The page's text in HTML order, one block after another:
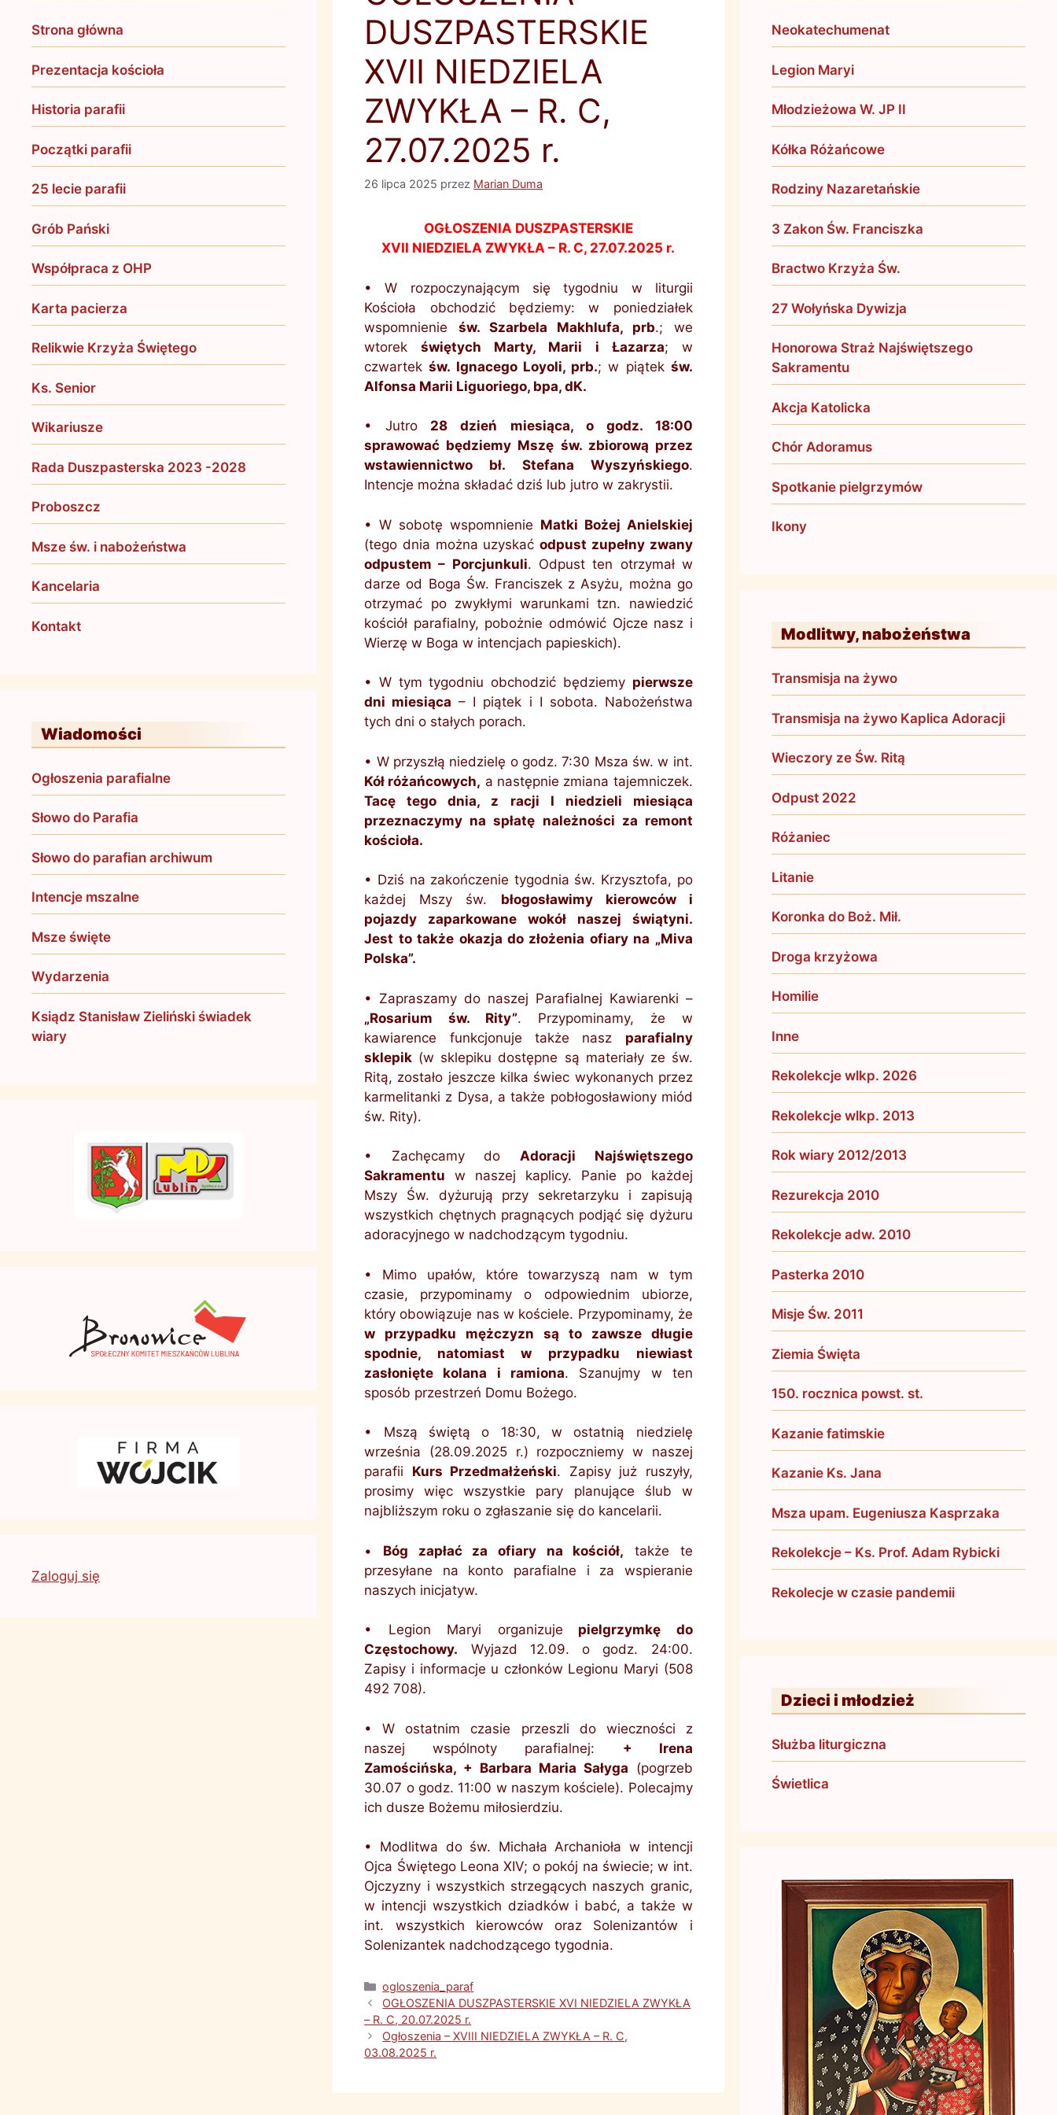
DUSZPASTERSKIE
XVII NIEDZIELA
ZWYKŁA – R. C,
27.07.2025 r.
26 lipca 2025 przez Marian Duma
OGŁOSZENIA DUSZPASTERSKIE
XVII NIEDZIELA ZWYKŁA – R. C, 27.07.2025 r.
• W rozpoczynającym się tygodniu w liturgii
Kościoła obchodzić będziemy: w poniedziałek
wspomnienie św. Szarbela Makhlufa, prb.; we
wtorekświętych Marty, Marii i Łazarza; w
czwartekśw. Ignacego Loyoli, prb.; w piątek św.
Alfonsa Marii Liguoriego, bpa, dK.
• Jutro 28 dzień miesiąca, o godz. 18:00
sprawować będziemy Mszę św. zbiorową przez
wstawiennictwo bł. Stefana Wyszyńskiego.
Intencje można składać dziś lub jutro w zakrystii.
• W sobotę wspomnienie Matki Bożej Anielskiej
(tego dnia można uzyskaćodpust zupełny zwany
odpustem – Porcjunkuli. Odpust ten otrzymał w
darze od Boga Św. Franciszek z Asyżu, można go
otrzymać po zwykłymi warunkami tzn. nawiedzić
kościół parafialny, pobożnie odmówić Ojcze nasz i
Wierzę w Boga w intencjach papieskich).
• W tym tygodniu obchodzić będziemy pierwsze
dni miesiąca – I piątek i I sobota. Nabożeństwa
tych dni o stałych porach.
• W przyszłą niedzielę o godz. 7:30 Msza św. w int.
Kół różańcowych, a następnie zmiana tajemniczek.
Tacę tego dnia, z racji I niedzieli miesiąca
przeznaczymy na spłatę należności za remont
kościoła.
• Dziś na zakończenie tygodnia św. Krzysztofa, po
każdej Mszy św. błogosławimy kierowców i
pojazdy zaparkowane wokół naszej świątyni.
Jest to także okazja do złożenia ofiary na „Miva
Polska”.
• Zapraszamy do naszej Parafialnej Kawiarenki –
„Rosarium św. Rity”. Przypominamy, że w
kawiarence funkcjonuje także nasz parafialny
sklepik (w sklepiku dostępne są materiały ze św.
Ritą, zostało jeszcze kilka świec wykonanych przez
karmelitanki z Dysa, a także pobłogosławiony miód
św. Rity).
• Zachęcamy doAdoracji Najświętszego
Sakramentu w naszej kaplicy. Panie po każdej
Mszy Św. dyżurują przy sekretarzyku i zapisują
wszystkich chętnych pragnących podjąć się dyżuru
adoracyjnego w nadchodzącym tygodniu.
• Mimo upałów, które towarzyszą nam w tym
czasie, przypominamy o odpowiednim ubiorze,
który obowiązuje nas w kościele. Przypominamy, że
w przypadku mężczyzn są to zawsze długie
spodnie, natomiast w przypadku niewiast
zasłonięte kolana i ramiona. Szanujmy w ten
sposób przestrzeń Domu Bożego.
• Mszą świętą o 18:30, w ostatnią niedzielę
września (28.09.2025 r.) rozpoczniemy w naszej
parafii Kurs Przedmałżeński. Zapisy już ruszyły,
prosimy więc wszystkie pary planujące ślub w
najbliższym roku o zgłaszanie się do kancelarii.
• Bóg zapłać za ofiary na kościół, także te
przesyłane na konto parafialne i za wspieranie
naszych inicjatyw.
• Legion Maryi organizuje pielgrzymkę do
Częstochowy. Wyjazd 12.09. o godz. 24:00.
Zapisy i informacje u członków Legionu Maryi (508
492 708).
• W ostatnim czasie przeszli do wieczności z
naszej wspólnoty parafialnej: + Irena
Zamościńska, + Barbara Maria Sałyga (pogrzeb
30.07 o godz. 11:00 w naszym kościele). Polecajmy
ich dusze Bożemu miłosierdziu.
• Modlitwa do św. Michała Archanioła w intencji
Ojca Świętego Leona XIV; o pokój na świecie; w int.
Ojczyzny i wszystkich strzegących naszych granic,
w intencji wszystkich dziadków i babć, a także w
int. wszystkich kierowców oraz Solenizantów i
Solenizantek nadchodzącego tygodnia.
Kategorie
ogloszenia_paraf
OGŁOSZENIA DUSZPASTERSKIE XVI NIEDZIELA ZWYKŁA
– R. C, 20.07.2025 r.
Ogłoszenia – XVIII NIEDZIELA ZWYKŁA – R. C,
03.08.2025 r.
Strona główna
Prezentacja kościoła
Historia parafii
Początki parafii
25 lecie parafii
Grób Pański
Współpraca z OHP
Karta pacierza
Relikwie Krzyża Świętego
Ks. Senior
Wikariusze
Rada Duszpasterska 2023 -2028
Proboszcz
Msze św. i nabożeństwa
Kancelaria
Kontakt
Wiadomości
Ogłoszenia parafialne
Słowo do Parafia
Słowo do parafian archiwum
Intencje mszalne
Msze święte
Wydarzenia
Ksiądz Stanisław Zieliński świadek
wiary
Zaloguj się
Neokatechumenat
Legion Maryi
Młodzieżowa W. JP II
Kółka Różańcowe
Rodziny Nazaretańskie
3 Zakon Św. Franciszka
Bractwo Krzyża Św.
27 Wołyńska Dywizja
Honorowa Straż Najświętszego
Sakramentu
Akcja Katolicka
Chór Adoramus
Spotkanie pielgrzymów
Ikony
Modlitwy, nabożeństwa
Transmisja na żywo
Transmisja na żywo Kaplica Adoracji
Wieczory ze Św. Ritą
Odpust 2022
Różaniec
Litanie
Koronka do Boż. Mił.
Droga krzyżowa
Homilie
Inne
Rekolekcje wlkp. 2026
Rekolekcje wlkp. 2013
Rok wiary 2012/2013
Rezurekcja 2010
Rekolekcje adw. 2010
Pasterka 2010
Misje Św. 2011
Ziemia Święta
150. rocznica powst. st.
Kazanie fatimskie
Kazanie Ks. Jana
Msza upam. Eugeniusza Kasprzaka
Rekolekcje – Ks. Prof. Adam Rybicki
Rekolecje w czasie pandemii
Dzieci i młodzież
Służba liturgiczna
Świetlica